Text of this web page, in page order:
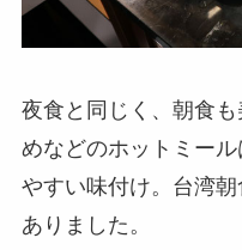
夜食と同じく、朝食
めなどのホットミー
やすい味付け。台湾
ありました。